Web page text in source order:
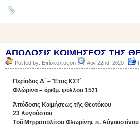
ΑΠΟΔΟΣΙΣ ΚΟΙΜΗΣΕΩΣ ΤΗΣ
Posted by: Επίσκοπος on Αυγ 22nd, 2020 |
Περίοδος Δ΄ – Ἔτος ΚΣΤ΄
Φλώρινα – ἀριθμ. φύλλου 1521
Ἀπόδοσις Κοιμήσεως τῆς Θεοτόκου
23 Αὐγούστου
Tοῦ Μητροπολίτου Φλωρίνης π. Αὐγουστίνου